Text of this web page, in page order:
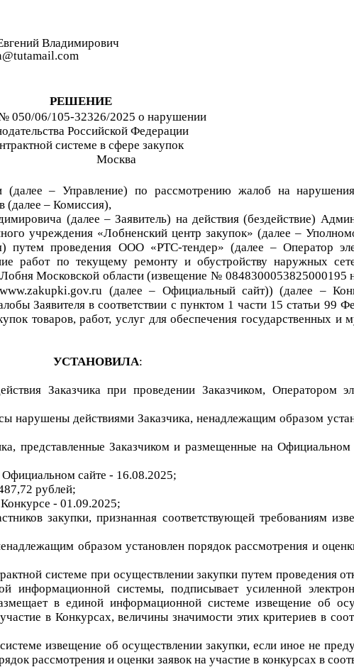
Владимирович
РЕШЕНИЕ
№ 050/06/105-32326/2025 о нарушении
Российской Федерации
системе в сфере закупок
Москва
(далее – Управление) по рассмотрению жалоб на
(далее – Комиссия),
а (далее – Заявитель) на действия (бездействие)
го учреждения «Лобненский центр закупок» (далее –
путем проведения ООО «РТС-тендер» (далее – Оператор
работ по текущему ремонту и обустройству наружных
Московской области (извещение № 0848300053825000195
(далее – Официальный сайт)) (далее –
Заявителя в соответствии с пунктом 1 части 15статьи 99
товаров, работ, услуг для обеспечения государственных и
УСТАНОВИЛА:
Заказчика при проведении Заказчиком, Оператором
нарушены действиями Заказчика, ненадлежащим образом
представленные Заказчиком и размещенные на
Официальном сайте - 16.08.2025;
рублей;
Конкурсе -01.09.2025;
закупки, признанная соответствующей требованиям
образом установлен порядок рассмотрения и
системе при осуществлении закупки путем проведения
информационной системы, подписывает усиленной
в единой информационной системе извещение об
в Конкурсах, величины значимости этих критериев в
извещение об осуществлении закупки, если иное не
рассмотрения и оценки заявок на участие в конкурсах в